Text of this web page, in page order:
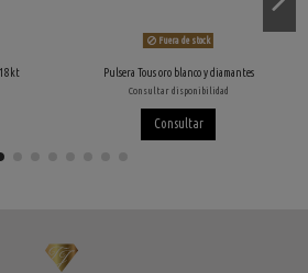
Fuera de stock
Pulsera Tous oro blanco y diamantes
Consultar disponibilidad
Consultar